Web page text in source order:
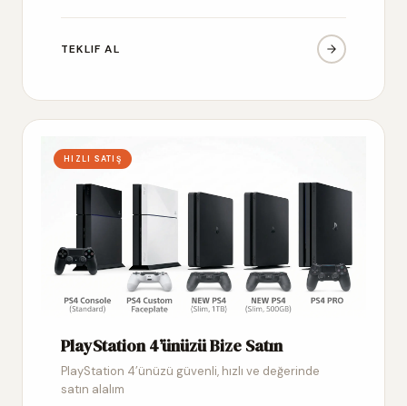
TEKLIF AL
HIZLI SATIŞ
PlayStation 4’ünüzü Bize Satın
PlayStation 4’ünüzü güvenli, hızlı ve değerinde
satın alalım